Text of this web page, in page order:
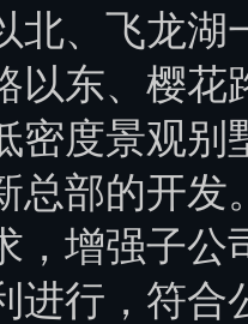
北、飞龙湖
以东、樱花
密度景观别
总部的开发
，增强子公
进行，符合